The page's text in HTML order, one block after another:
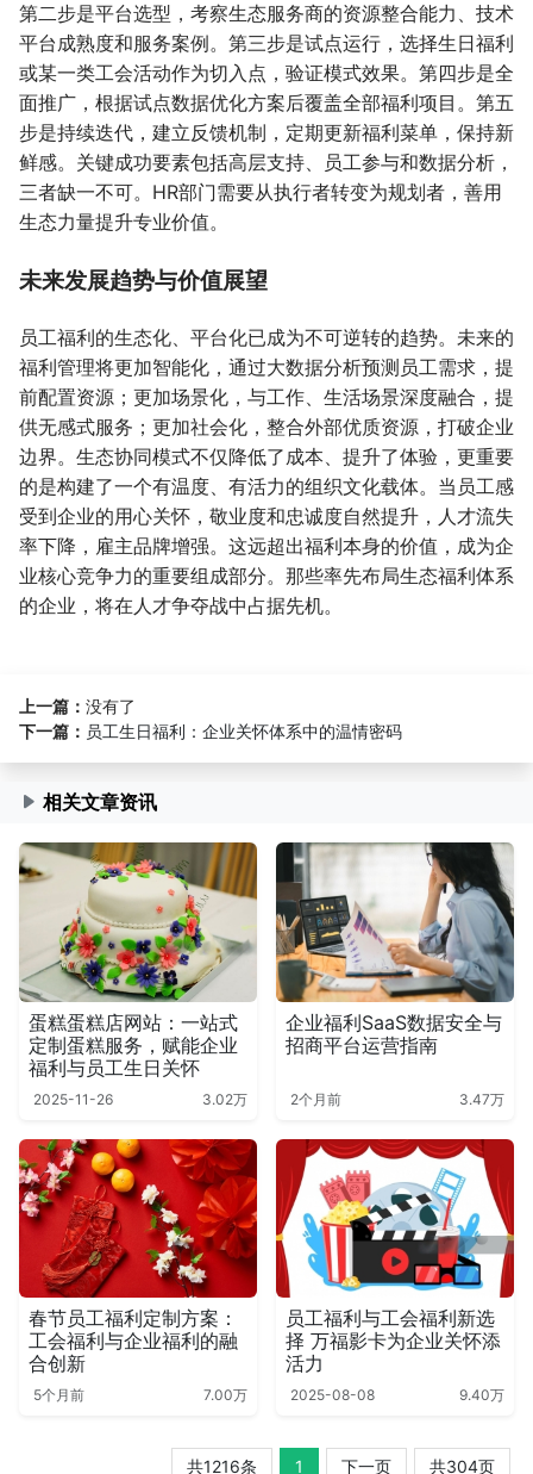
第二步是平台选型，考察生态服务商的资源整合能力、技术
平台成熟度和服务案例。第三步是试点运行，选择生日福利
或某一类工会活动作为切入点，验证模式效果。第四步是全
面推广，根据试点数据优化方案后覆盖全部福利项目。第五
步是持续迭代，建立反馈机制，定期更新福利菜单，保持新
鲜感。关键成功要素包括高层支持、员工参与和数据分析，
三者缺一不可。HR部门需要从执行者转变为规划者，善用
生态力量提升专业价值。
未来发展趋势与价值展望
员工福利的生态化、平台化已成为不可逆转的趋势。未来的
福利管理将更加智能化，通过大数据分析预测员工需求，提
前配置资源；更加场景化，与工作、生活场景深度融合，提
供无感式服务；更加社会化，整合外部优质资源，打破企业
边界。生态协同模式不仅降低了成本、提升了体验，更重要
的是构建了一个有温度、有活力的组织文化载体。当员工感
受到企业的用心关怀，敬业度和忠诚度自然提升，人才流失
率下降，雇主品牌增强。这远超出福利本身的价值，成为企
业核心竞争力的重要组成部分。那些率先布局生态福利体系
的企业，将在人才争夺战中占据先机。
上一篇： 没有了
下一篇： 员工生日福利：企业关怀体系中的温情密码
相关文章资讯
蛋糕蛋糕店网站：一站式
定制蛋糕服务，赋能企业
福利与员工生日关怀
2025-11-26 3.02万
企业福利SaaS数据安全与
招商平台运营指南
2个月前 3.47万
春节员工福利定制方案：
工会福利与企业福利的融
合创新
5个月前 7.00万
员工福利与工会福利新选
择 万福影卡为企业关怀添
活力
2025-08-08 9.40万
共1216条 1 下一页 共304页